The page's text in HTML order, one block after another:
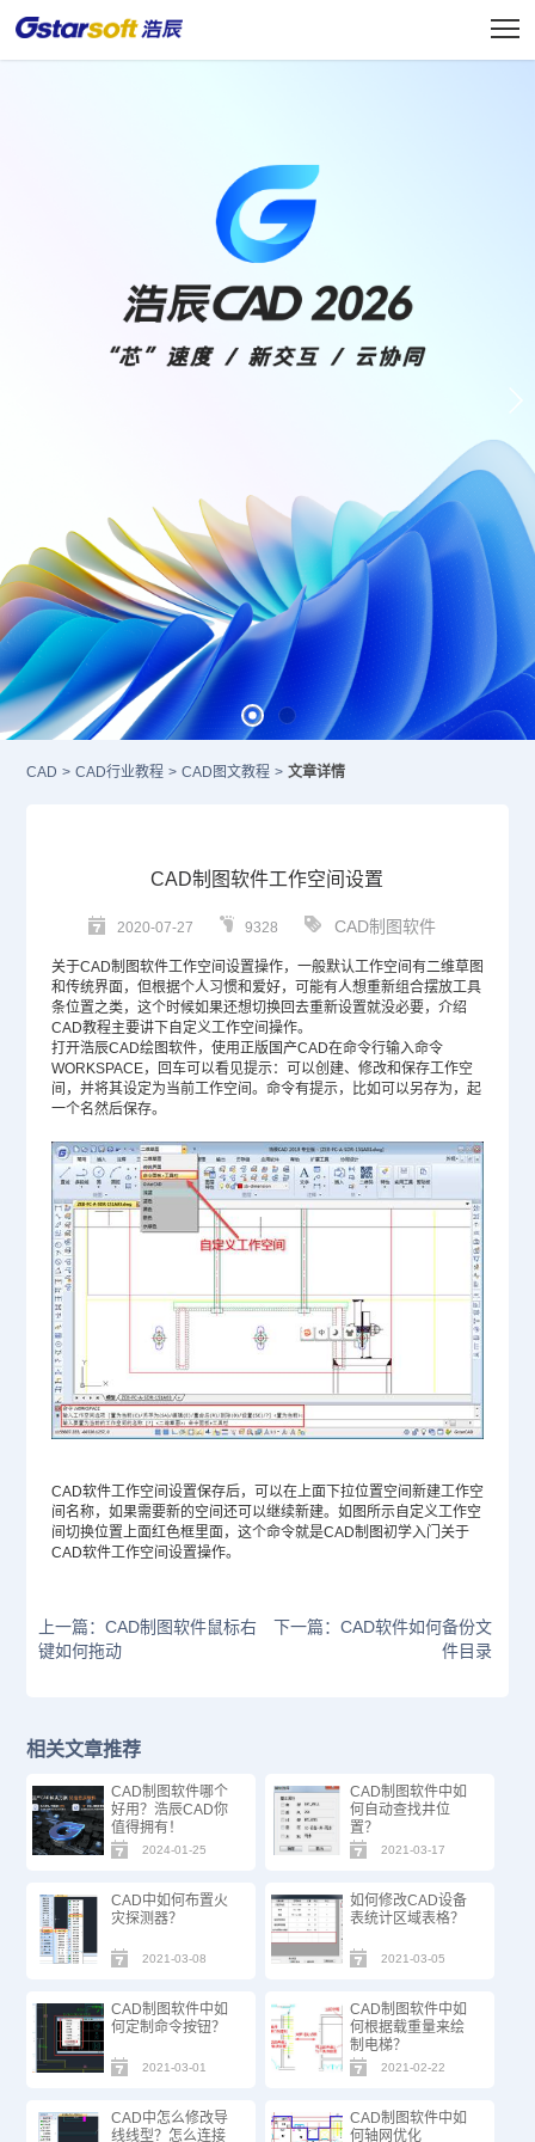
CAD > CAD行业教程 > CAD图文教程 > 文章详情
CAD制图软件工作空间设置
2020-07-27 9328 CAD制图软件
关于CAD制图软件工作空间设置操作，一般默认工作空间有二维草图
和传统界面，但根据个人习惯和爱好，可能有人想重新组合摆放工具
条位置之类，这个时候如果还想切换回去重新设置就没必要，介绍
CAD教程主要讲下自定义工作空间操作。
打开浩辰CAD绘图软件，使用正版 国产CAD在命令行输入命令
WORKSPACE，回车可以看见提示：可以创建、修改和保存工作空
间，并将其设定为当前工作空间。命令有提示，比如可以另存为，起
一个名然后保存。
CAD软件工作空间设置保存后，可以在上面下拉位置空间新建工作空
间名称，如果需要新的空间还可以继续新建。如图所示自定义工作空
间切换位置上面红色框里面，这个命令就是CAD制图初学入门关于
CAD软件工作空间设置操作。
上一篇：CAD制图软件鼠标右
键如何拖动
下一篇：CAD软件如何备份文
件目录
相关文章推荐
CAD制图软件哪个
好用？浩辰CAD你
值得拥有！
2024-01-25
CAD制图软件中如
何自动查找井位
置？
2021-03-17
CAD中如何布置火
灾探测器？
2021-03-08
如何修改CAD设备
表统计区域表格？
2021-03-05
CAD制图软件中如
何定制命令按钮？
2021-03-01
CAD制图软件中如
何根据载重量来绘
制电梯？
2021-02-22
CAD中怎么修改导
线线型？怎么连接
CAD制图软件中如
何轴网优化